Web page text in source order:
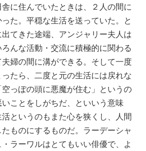
に住んでいたときは、２人の間に
た。平穏な生活を送っていた。と
てきた途端、アンジャリー夫人は
んな活動・交流に積極的に関わる
婦の間に溝ができる。そして一度
たら、二度と元の生活には戻れな
っぽの頭に悪魔が住む」というの
ことをしがちだ、といいう意味
というのもまた心を狭くし、人間
ものにするものだ。ラーデーシャ
ラーワルはとてもいい俳優で、よ